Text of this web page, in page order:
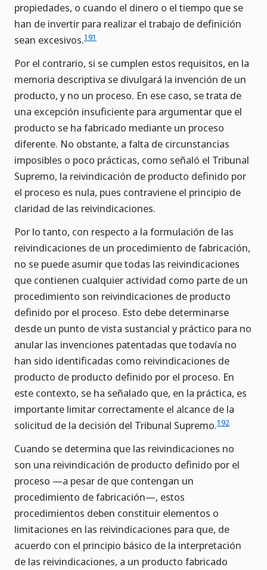
propiedades, o cuando el dinero o el tiempo que se
han de invertir para realizar el trabajo de definición
sean excesivos.191
Por el contrario, si se cumplen estos requisitos, en la
memoria descriptiva se divulgará la invención de un
producto, y no un proceso. En ese caso, se trata de
una excepción insuficiente para argumentar que el
producto se ha fabricado mediante un proceso
diferente. No obstante, a falta de circunstancias
imposibles o poco prácticas, como señaló el Tribunal
Supremo, la reivindicación de producto definido por
el proceso es nula, pues contraviene el principio de
claridad de las reivindicaciones.
Por lo tanto, con respecto a la formulación de las
reivindicaciones de un procedimiento de fabricación,
no se puede asumir que todas las reivindicaciones
que contienen cualquier actividad como parte de un
procedimiento son reivindicaciones de producto
definido por el proceso. Esto debe determinarse
desde un punto de vista sustancial y práctico para no
anular las invenciones patentadas que todavía no
han sido identificadas como reivindicaciones de
producto de producto definido por el proceso. En
este contexto, se ha señalado que, en la práctica, es
importante limitar correctamente el alcance de la
solicitud de la decisión del Tribunal Supremo.192
Cuando se determina que las reivindicaciones no
son una reivindicación de producto definido por el
proceso —a pesar de que contengan un
procedimiento de fabricación—, estos
procedimientos deben constituir elementos o
limitaciones en las reivindicaciones para que, de
acuerdo con el principio básico de la interpretación
de las reivindicaciones, a un producto fabricado